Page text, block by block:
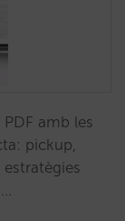
amb les
pickup,